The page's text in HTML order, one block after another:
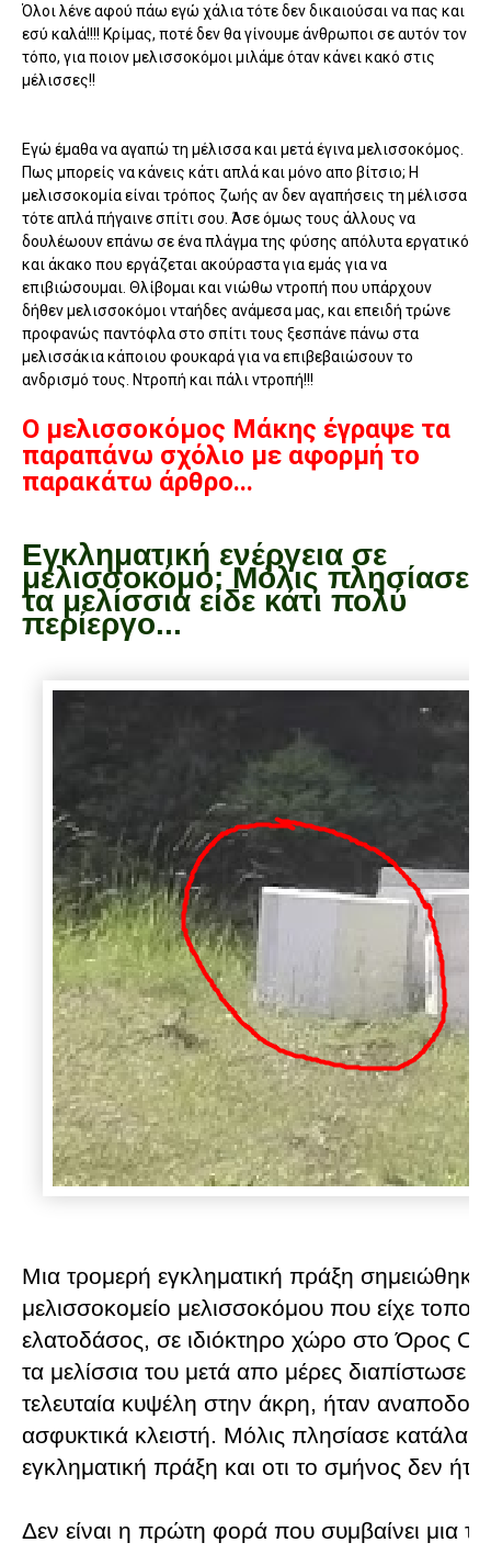
Όλοι λένε αφού πάω εγώ χάλια τότε δεν δικαιούσαι να πας και
εσύ καλά!!!! Κρίμας, ποτέ δεν θα γίνουμε άνθρωποι σε αυτόν τον
τόπο, για ποιον μελισσοκόμοι μιλάμε όταν κάνει κακό στις
μέλισσες!!
Εγώ έμαθα να αγαπώ τη μέλισσα και μετά έγινα μελισσοκόμος.
Πως μπορείς να κάνεις κάτι απλά και μόνο απο βίτσιο; Η
μελισσοκομία είναι τρόπος ζωής αν δεν αγαπήσεις τη μέλισσα
τότε απλά πήγαινε σπίτι σου. Άσε όμως τους άλλους να
δουλέωουν επάνω σε ένα πλάγμα της φύσης απόλυτα εργατικό
και άκακο που εργάζεται ακούραστα για εμάς για να
επιβιώσουμαι. Θλίβομαι και νιώθω ντροπή που υπάρχουν
δήθεν μελισσοκόμοι νταήδες ανάμεσα μας, και επειδή τρώνε
προφανώς παντόφλα στο σπίτι τους ξεσπάνε πάνω στα
μελισσάκια κάποιου φουκαρά για να επιβεβαιώσουν το
ανδρισμό τους. Ντροπή και πάλι ντροπή!!!
Ο μελισσοκόμος Μάκης έγραψε τα
παραπάνω σχόλιο με αφορμή το
παρακάτω άρθρο...
Εγκληματική ενέργεια σε
μελισσοκόμο: Μόλις πλησίασε
τα μελίσσια είδε κάτι πολύ
περίεργο...
Μια τρομερή εγκληματική πράξη σημειώθηκε
μελισσοκομείο μελισσοκόμου που είχε
ελατοδάσος, σε ιδιόκτηρο χώρο στο Όρος
τα μελίσσια του μετά απο μέρες διαπίστωσε
τελευταία κυψέλη στην άκρη, ήταν
ασφυκτικά κλειστή. Μόλις πλησίασε κατάλαβε
εγκληματική πράξη και οτι το σμήνος δεν
Δεν είναι η πρώτη φορά που συμβαίνει μια